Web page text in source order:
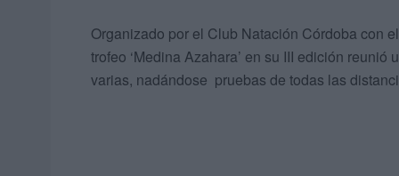
Organizado por el Club Natación Córdoba con
trofeo ‘Medina Azahara’ en su III edición
varias, nadándose pruebas de todas las